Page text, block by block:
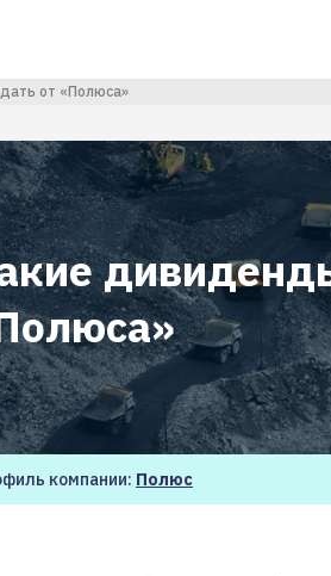
от «Полюса»
компании: Полюс